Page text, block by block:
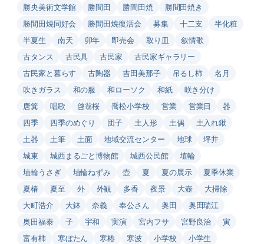
勝央美術文学館
勝間田 勝間田焼
勝間田焼き
勝間田焼同好会
勝間田焼復活会 募集 十二支
半化粧
半夏生
南天 卯年 即売会 取り皿
叙情歌
古タンス
古民具 古民家
古民家ギャラリー
古民家と暮らす
古陶器 吉田美那子 吊るし柿
名月
吹きガラス
和の服 和ローソク 和紙
咲き分け
唐箕
唱歌 啓翁桜 喬松小学校 営業 営業日
器
四季
四季のめぐり 団子 土人形 土偶
土入れ鍬
土器
土筆 土面 地域交流センター 地球
坪井
城東
城西まるごと博物館 城西公民館
埴輪
埴輪うさぎ
埴輪ねずみ 壺 夏 夏の展示
夏季休業
夏椿
夏至 外 外観 多香 夜景 大壺
大掃除
大町浩介
大鉢 奈義 奉公さん 奥田
奥田瑞江
奥田福泰
子 宇和 実演 宮内フサ 宮野良治
寅
富有柿
寒ぼたん 寒椿 寒波 小学校
小学生